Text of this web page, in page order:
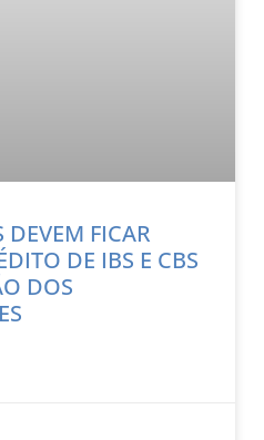
DEVEM FICAR
DE IBS E CBS
DOS